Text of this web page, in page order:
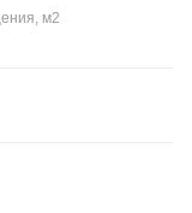
м2